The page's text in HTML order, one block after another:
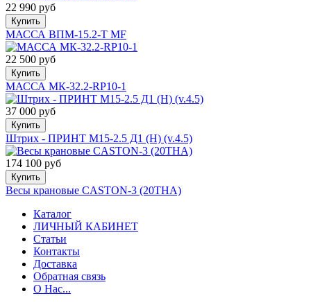
22 990 руб
Купить
МАССА ВПМ-15.2-Т MF
22 500 руб
Купить
МАССА МК-32.2-RP10-1
37 000 руб
Купить
Штрих - ПРИНТ М15-2.5 Д1 (H) (v.4.5)
174 100 руб
Купить
Весы крановые CASTON-3 (20ТНА)
Каталог
ЛИЧНЫЙ КАБИНЕТ
Статьи
Контакты
Доставка
Обратная связь
О Нас...